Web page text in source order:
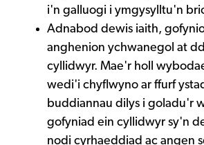
i'n galluogi i ymgysylltu'n
Adnabod dewis iaith,
anghenion ychwanegol at
cyllidwyr. Mae'r holl
wedi'i chyflwyno ar ffurf
buddiannau dilys i goladu'r
gofyniad ein cyllidwyr sy'n
nodi cyrhaeddiad ac angen